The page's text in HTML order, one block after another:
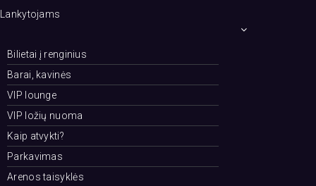
Lankytojams
Bilietai į renginius
Barai, kavinės
VIP lounge
VIP ložių nuoma
Kaip atvykti?
Parkavimas
Arenos taisyklės